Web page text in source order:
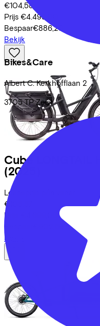
Bikes&Care
Albert C. Kerkhofflaan 2
3705 TP Zeist
€104,58
Prijs €4.499,00
Bespaar€886,20
Bekijk
Cube
(2025)
Leaseprijs p/m vanaf
€108,57
Prijs
Bespaar
Bekijk